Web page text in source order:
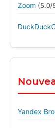
Zoom (5.0/
Yandex